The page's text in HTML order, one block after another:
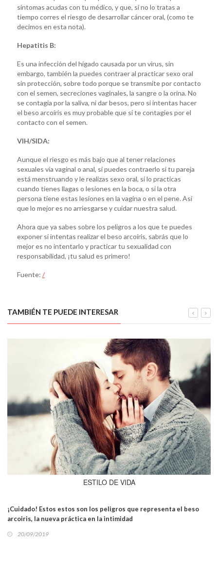
síntomas acudas con tu médico, y que, si no lo tratas a
tiempo corres el riesgo de desarrollar cáncer oral, (como te
decimos en esta nota).
Hepatitis B:
Es una infección del hígado causada por un virus, sin
embargo, también la puedes contraer al practicar sexo oral
sin protección, sobre todo porque se transmite por contacto
con el semen, secreciones vaginales, la sangre o la orina. No
se contagia por la saliva, ni dar besos, pero si intentas hacer
el beso arcoíris es muy probable que sí te contagies por el
contacto con el semen.
VIH/SIDA:
Aunque el riesgo es más bajo que al tener relaciones
sexuales vía vaginal o anal, sí puedes contraerlo si tu pareja
está menstruando y le realizas sexo oral, si lo practicas
cuando tienes llagas o lesiones en la boca, o si la otra
persona tiene estas lesiones en la vagina o en el pene. Así
que lo mejor es no arriesgarse y cuidar nuestra salud.
Ahora que ya sabes sobre los peligros a los que te puedes
exponer si intentas realizar el beso arcoíris, sabrás que lo
mejor es no intentarlo y practicar tu sexualidad con
responsabilidad, ¡tu salud es primero!
Fuente: /
TAMBIÉN TE PUEDE INTERESAR
ESTILO DE VIDA
¡Cuidado! Estos estos son los peligros que representa el beso
arcoiris, la nueva práctica en la intimidad
20/09/2019